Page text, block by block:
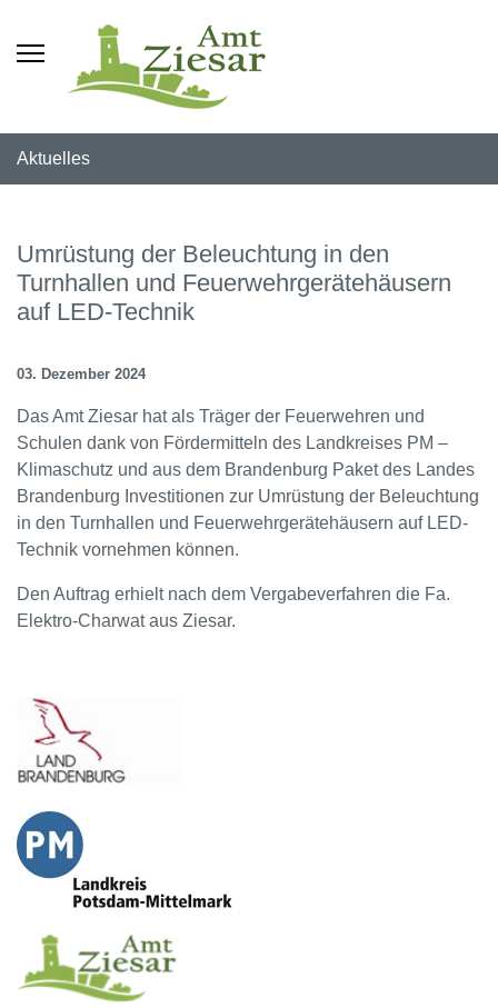
Aktuelles
Umrüstung der Beleuchtung in den
Turnhallen und Feuerwehrgerätehäusern
auf LED-Technik
03. Dezember 2024
Das Amt Ziesar hat als Träger der Feuerwehren und
Schulen dank von Fördermitteln des Landkreises PM –
Klimaschutz und aus dem Brandenburg Paket des Landes
Brandenburg Investitionen zur Umrüstung der Beleuchtung
in den Turnhallen und Feuerwehrgerätehäusern auf LED-
Technik vornehmen können.
Den Auftrag erhielt nach dem Vergabeverfahren die Fa.
Elektro-Charwat aus Ziesar.